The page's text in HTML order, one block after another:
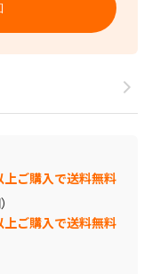
ご購入で送料無料
ご購入で送料無料